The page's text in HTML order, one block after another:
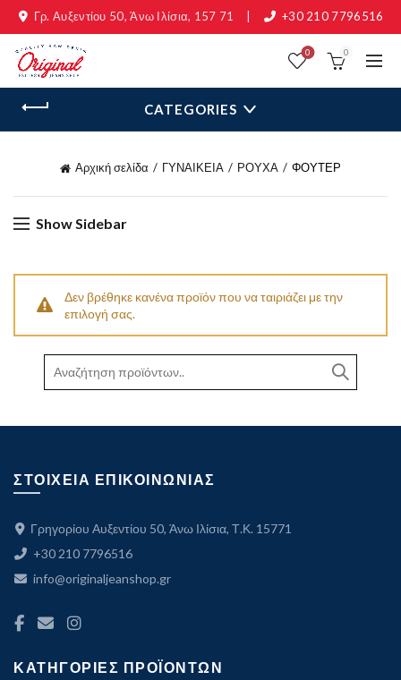
Γρ. Αυξεντίου 50, Άνω Ιλίσια, 157 71 +30 210 7796516
0 0
CATEGORIES
Αρχική σελίδα ΓΥΝΑΙΚΕΙΑ ΡΟΥΧΑ ΦΟΥΤΕΡ
Show Sidebar
Δεν βρέθηκε κανένα προϊόν που να ταιριάζει με την
επιλογή σας.
ΣΤΟΙΧΕΙΑ ΕΠΙΚΟΙΝΩΝΙΑΣ
Γρηγορίου Αυξεντίου 50, Άνω Ιλίσια, Τ.Κ. 15771
+30 210 7796516
info@originaljeanshop.gr
ΚΑΤΗΓΟΡΙΕΣ ΠΡΟΪΟΝΤΩΝ